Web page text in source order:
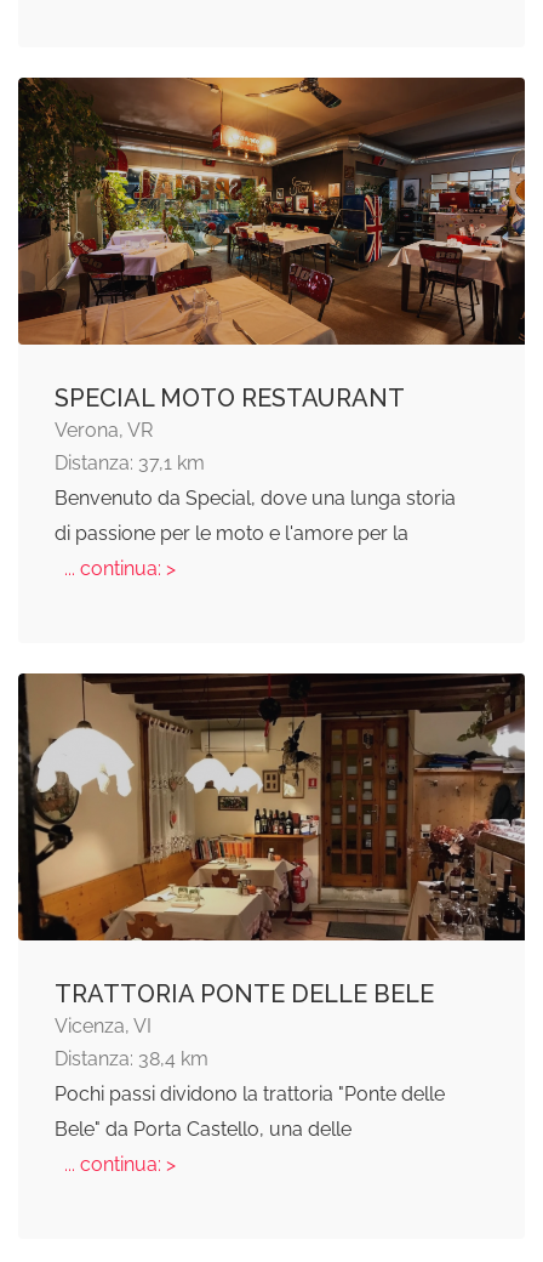
SPECIAL MOTO RESTAURANT
Verona, VR
Distanza: 37,1 km
Benvenuto da Special, dove una lunga storia
di passione per le moto e l'amore per la
... continua: >
TRATTORIA PONTE DELLE BELE
Vicenza, VI
Distanza: 38,4 km
Pochi passi dividono la trattoria "Ponte delle
Bele" da Porta Castello, una delle
... continua: >